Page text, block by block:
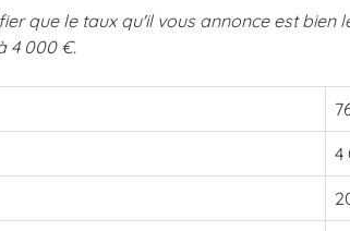
que le taux qu'il vous annonce est bien
4 000 €.
4